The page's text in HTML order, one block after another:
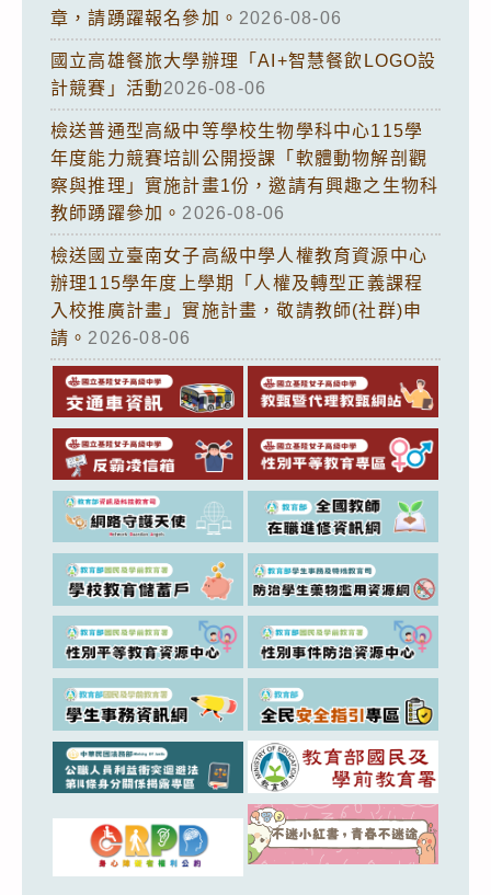
章，請踴躍報名參加。 2026-08-06
國立高雄餐旅大學辦理「AI+智慧餐飲LOGO設
計競賽」活動2026-08-06
檢送普通型高級中等學校生物學科中心115學
年度能力競賽培訓公開授課「軟體動物解剖觀
察與推理」實施計畫1份，邀請有興趣之生物科
教師踴躍參加。 2026-08-06
檢送國立臺南女子高級中學人權教育資源中心
辦理115學年度上學期「人權及轉型正義課程
入校推廣計畫」實施計畫，敬請教師(社群)申
請。 2026-08-06